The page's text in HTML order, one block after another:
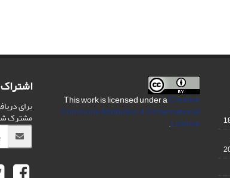
This work is licensed under aCreative
Commons Attribution 4.0 International
License
.
برای
مشترک